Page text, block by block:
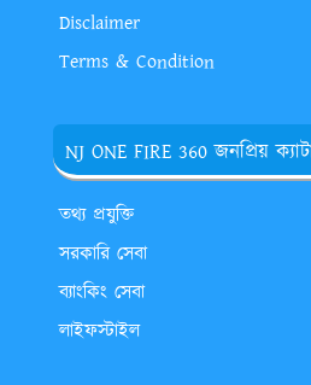
Disclaimer
Terms & Condition
NJ ONE FIRE 360 জনপ্রিয়
তথ্য প্রযুক্তি
সরকারি সেবা
ব্যাংকিং সেবা
লাইফস্টাইল